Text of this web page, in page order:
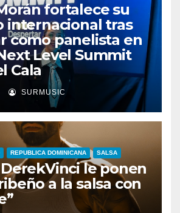
fortalece su
internacional tras
como panelista en
Level Summit
Cala
SURMUSIC
REPUBLICA DOMINICANA SALSA
DerekVinci le ponen
a la salsa con